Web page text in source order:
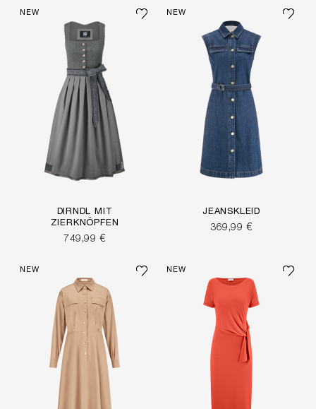
NEW
DIRNDL MIT
ZIERKNÖPFEN
749,99 €
NEW
JEANSKLEID
369,99 €
NEW NEW